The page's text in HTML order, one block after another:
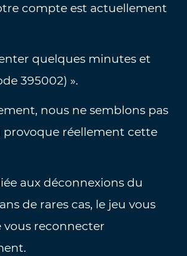
compte est actuellement
quelques minutes et
395002) ».
nous ne semblons pas
provoque réellement cette
aux déconnexions du
de rares cas, le jeu vous
vous reconnecter